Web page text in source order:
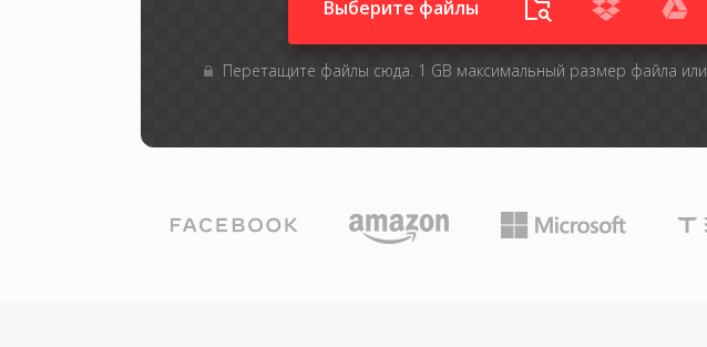
Выберите файлы
Перетащите файлы сюда. 1 GB максимальный размер файла или